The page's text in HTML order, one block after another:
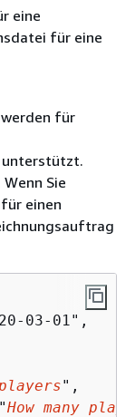
eine
für eine
für
unterstützt.
Sie
einen
03-01",
",
How many